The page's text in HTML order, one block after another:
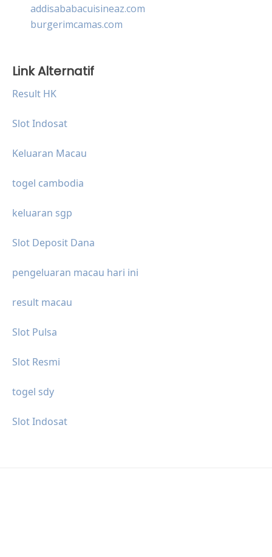
addisababacuisineaz.com
burgerimcamas.com
Link Alternatif
Result HK
Slot Indosat
Keluaran Macau
togel cambodia
keluaran sgp
Slot Deposit Dana
pengeluaran macau hari ini
result macau
Slot Pulsa
Slot Resmi
togel sdy
Slot Indosat